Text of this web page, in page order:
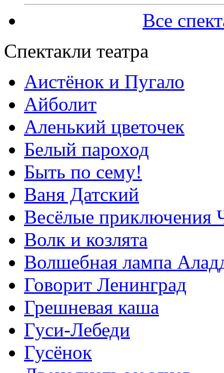
Все
Спектакли театра
Аистёнок и Пугало
Айболит
Аленький цветочек
Белый пароход
Быть по сему!
Ваня Датский
Весёлые приключения
Волк и козлята
Волшебная лампа
Говорит Ленинград
Грешневая каша
Гуси-Лебеди
Гусёнок